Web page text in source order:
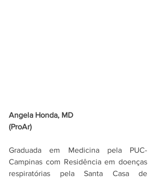
Angela Honda, MD
(ProAr)
Graduada em Medicina pela PUC-
Campinas com Residência em doenças
respiratórias pela Santa Casa de